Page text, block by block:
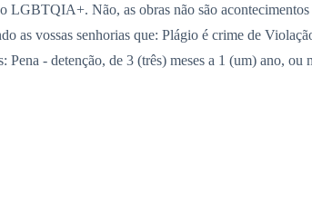
LGBTQIA+. Não, as obras não são
as vossas senhorias que: Plágio é crime de
- detenção, de 3 (três) meses a 1 (um) ano, ou